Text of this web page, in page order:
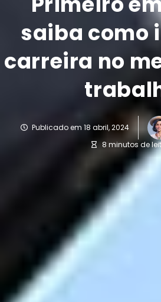
saiba como
carreira no
Publicado em 18 abril, 2024
8 minutos de